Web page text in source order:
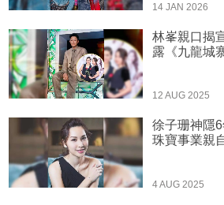
14 JAN 2026
林峯親口揭
露《九龍城
12 AUG 2025
徐子珊神隱
珠寶事業親
4 AUG 2025